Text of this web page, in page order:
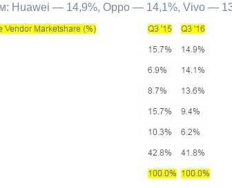
Huawei — 14,9%, Oppo — 14,1%, Vivo —